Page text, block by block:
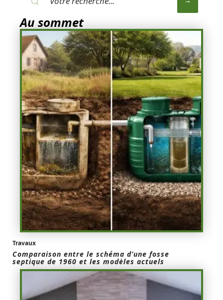
Au sommet
Travaux
Comparaison entre le schéma d’une fosse
septique de 1960 et les modèles actuels